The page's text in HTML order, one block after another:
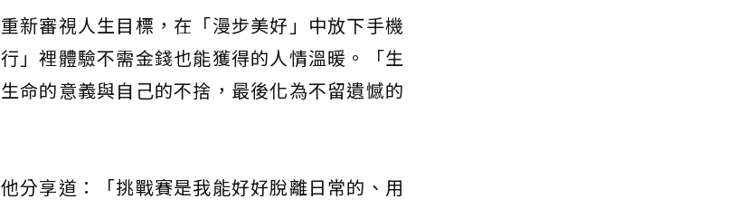
新審視人生目標，在「漫步美好」中放下手機
」裡體驗不需金錢也能獲得的人情溫暖。「生
命的意義與自己的不捨，最後化為不留遺憾的
分享道：「挑戰賽是我能好好脫離日常的、用